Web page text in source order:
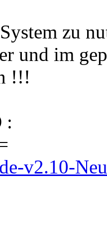
zu
und im
!!!
:
v2.10-